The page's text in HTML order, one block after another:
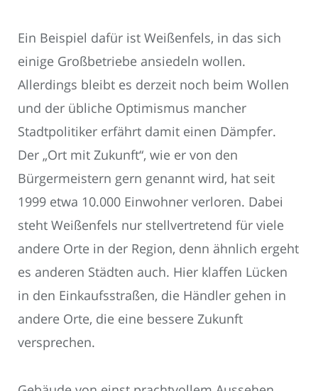
Ein Beispiel dafür ist Weißenfels, in das sich
einige Großbetriebe ansiedeln wollen.
Allerdings bleibt es derzeit noch beim Wollen
und der übliche Optimismus mancher
Stadtpolitiker erfährt damit einen Dämpfer.
Der „Ort mit Zukunft“, wie er von den
Bürgermeistern gern genannt wird, hat seit
1999 etwa 10.000 Einwohner verloren. Dabei
steht Weißenfels nur stellvertretend für viele
andere Orte in der Region, denn ähnlich ergeht
es anderen Städten auch. Hier klaffen Lücken
in den Einkaufsstraßen, die Händler gehen in
andere Orte, die eine bessere Zukunft
versprechen.